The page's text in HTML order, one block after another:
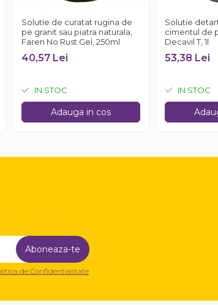
Solutie de curatat rugina de
pe granit sau piatra naturala,
Faren No Rust Gel, 250ml
40,57 Lei
IN STOC
Adauga in cos
Solutie
cimentul de
Decavil T, 1l
53,38 Lei
IN STOC
de Confidentialitate